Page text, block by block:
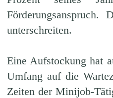
unterschreiten.
Eine Aufstockung hat
Umfang auf die
Zeiten der Minijob-